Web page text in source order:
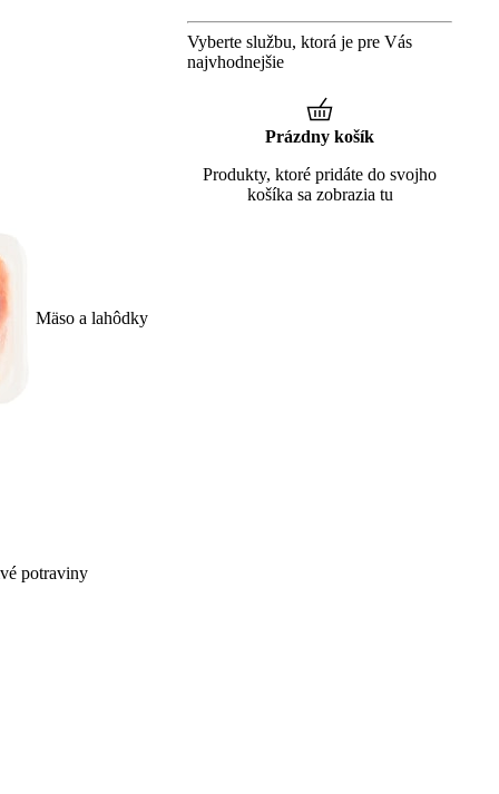
Mäso a lahôdky
potraviny
Vyberte službu, ktorá je pre Vás
najvhodnejšie
Prázdny košík
Produkty, ktoré pridáte do svojho
košíka sa zobrazia tu